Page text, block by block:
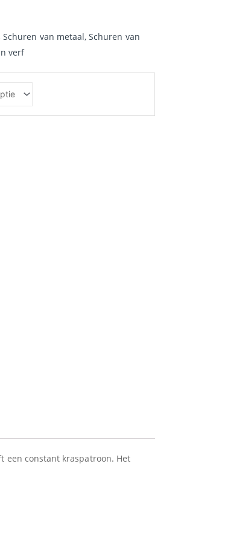
tot
€46.88
Schuren van metaal,Schuren van
verf
een constant kraspatroon. Het